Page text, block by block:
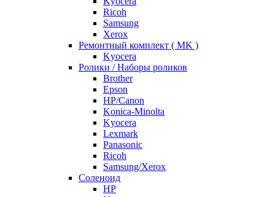
Ricoh
Samsung
Xerox
Ремонтный комплект ( MK )
Kyocera
Ролики / Наборы роликов
Brother
Epson
HP/Canon
Konica-Minolta
Kyocera
Lexmark
Panasonic
Ricoh
Samsung/Xerox
Соленоид
HP